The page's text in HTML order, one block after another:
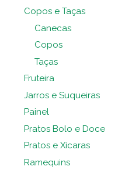
Copos e Taças
Canecas
Copos
Taças
Fruteira
Jarros e Suqueiras
Painel
Pratos Bolo e Doce
Pratos e Xícaras
Ramequins